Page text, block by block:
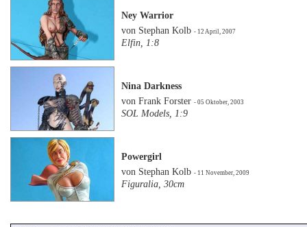
Ney Warrior
von Stephan Kolb- 12 April, 2007
Elfin, 1:8
Nina Darkness
von Frank Forster- 05 Oktober, 2003
SOL Models, 1:9
Powergirl
von Stephan Kolb- 11 November, 2009
Figuralia, 30cm